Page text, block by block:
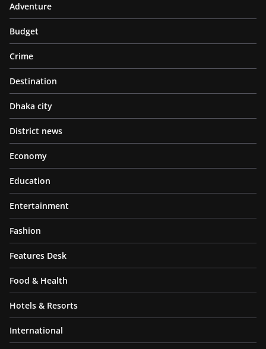
Adventure
Budget
Crime
Destination
Dhaka city
District news
Economy
Education
Entertainment
Fashion
Features Desk
Food & Health
Hotels & Resorts
International